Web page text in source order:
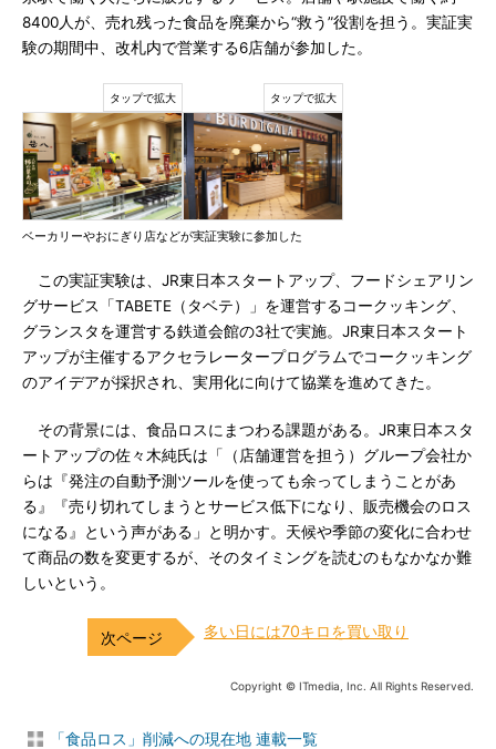
8400人が、売れ残った食品を廃棄から“救う”役割を担う。実証実
験の期間中、改札内で営業する6店舗が参加した。
ベーカリーやおにぎり店などが実証実験に参加した
この実証実験は、JR東日本スタートアップ、フードシェアリン
グサービス「TABETE（タベテ）」を運営するコークッキング、
グランスタを運営する鉄道会館の3社で実施。JR東日本スタート
アップが主催するアクセラレータープログラムでコークッキング
のアイデアが採択され、実用化に向けて協業を進めてきた。
その背景には、食品ロスにまつわる課題がある。JR東日本スタ
ートアップの佐々木純氏は「（店舗運営を担う）グループ会社か
らは『発注の自動予測ツールを使っても余ってしまうことがあ
る』『売り切れてしまうとサービス低下になり、販売機会のロス
になる』という声がある」と明かす。天候や季節の変化に合わせ
て商品の数を変更するが、そのタイミングを読むのもなかなか難
しいという。
多い日には70キロを買い取り
Copyright © ITmedia, Inc. All Rights Reserved.
「食品ロス」削減への現在地 連載一覧